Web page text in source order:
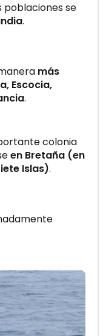
poblaciones se
.
más
Escocia,
.
colonia
en Bretaña (en
Islas).